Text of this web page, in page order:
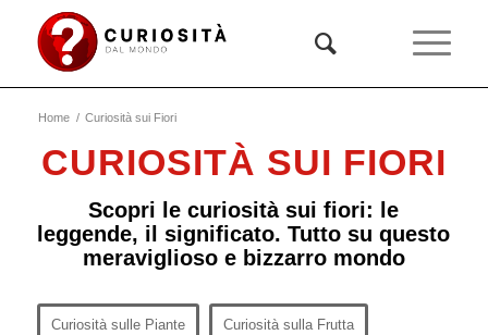
Home / Curiosità sui Fiori
CURIOSITÀ SUI FIORI
Scopri le curiosità sui fiori: le
leggende, il significato. Tutto su questo
meraviglioso e bizzarro mondo
Curiosità sulle Piante Curiosità sulla Frutta